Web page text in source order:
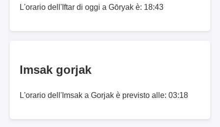
L'orario dell'Iftar di oggi a Gōryak è: 18:43
Imsak gorjak
L'orario dell'Imsak a Gorjak è previsto alle: 03:18